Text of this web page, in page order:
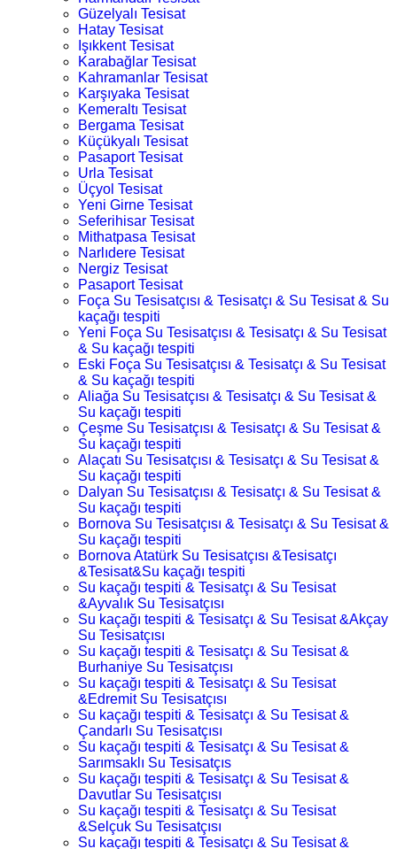
Güzelyalı Tesisat
Hatay Tesisat
Işıkkent Tesisat
Karabağlar Tesisat
Kahramanlar Tesisat
Karşıyaka Tesisat
Kemeraltı Tesisat
Bergama Tesisat
Küçükyalı Tesisat
Pasaport Tesisat
Urla Tesisat
Üçyol Tesisat
Yeni Girne Tesisat
Seferihisar Tesisat
Mithatpasa Tesisat
Narlıdere Tesisat
Nergiz Tesisat
Pasaport Tesisat
Foça Su Tesisatçısı & Tesisatçı & Su Tesisat & Su
kaçağı tespiti
Yeni Foça Su Tesisatçısı & Tesisatçı & Su Tesisat
& Su kaçağı tespiti
Eski Foça Su Tesisatçısı & Tesisatçı & Su Tesisat
& Su kaçağı tespiti
Aliağa Su Tesisatçısı & Tesisatçı & Su Tesisat &
Su kaçağı tespiti
Çeşme Su Tesisatçısı & Tesisatçı & Su Tesisat &
Su kaçağı tespiti
Alaçatı Su Tesisatçısı & Tesisatçı & Su Tesisat &
Su kaçağı tespiti
Dalyan Su Tesisatçısı & Tesisatçı & Su Tesisat &
Su kaçağı tespiti
Bornova Su Tesisatçısı & Tesisatçı & Su Tesisat &
Su kaçağı tespiti
Bornova Atatürk Su Tesisatçısı &Tesisatçı
&Tesisat&Su kaçağı tespiti
Su kaçağı tespiti & Tesisatçı & Su Tesisat
&Ayvalık Su Tesisatçısı
Su kaçağı tespiti & Tesisatçı & Su Tesisat &Akçay
Su Tesisatçısı
Su kaçağı tespiti & Tesisatçı & Su Tesisat &
Burhaniye Su Tesisatçısı
Su kaçağı tespiti & Tesisatçı & Su Tesisat
&Edremit Su Tesisatçısı
Su kaçağı tespiti & Tesisatçı & Su Tesisat &
Çandarlı Su Tesisatçısı
Su kaçağı tespiti & Tesisatçı & Su Tesisat &
Sarımsaklı Su Tesisatçıs
Su kaçağı tespiti & Tesisatçı & Su Tesisat &
Davutlar Su Tesisatçısı
Su kaçağı tespiti & Tesisatçı & Su Tesisat
&Selçuk Su Tesisatçısı
Su kaçağı tespiti & Tesisatçı & Su Tesisat &